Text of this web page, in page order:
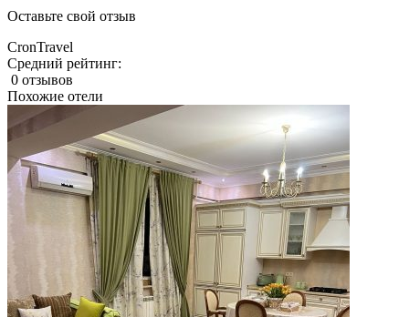
Оставьте свой отзыв
CronTravel
Средний рейтинг:
0 отзывов
Похожие отели